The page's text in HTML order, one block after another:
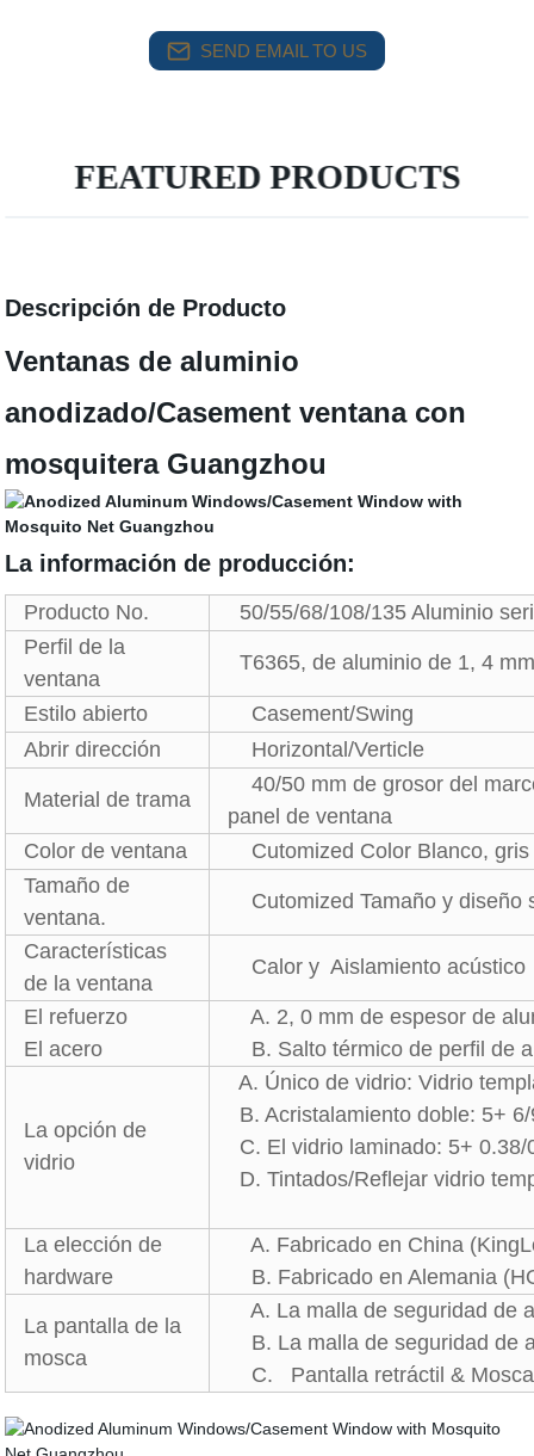
SEND EMAIL TO US
FEATURED PRODUCTS
Descripción de Producto
Ventanas de aluminio
anodizado/Casement ventana con
mosquitera Guangzhou
La información de producción:
Producto No.
50/55/68/108/135 Aluminio
Perfil de la
ventana
T6365, de aluminio de 1, 4
Estilo abierto
Casement/Swing
Abrir dirección
Horizontal/Verticle
Material de trama
40/50 mm de grosor del
panel de ventana
Color de ventana
Cutomized Color Blanco, gris
Tamaño de
ventana.
Cutomized Tamaño y diseño
Características
de la ventana
Calor y Aislamiento acústico
El refuerzo
El acero
A. 2, 0 mm de espesor de
B. Salto térmico de perfil de
La opción de
vidrio
A. Único de vidrio: Vidrio
B. Acristalamiento doble: 5+
C. El vidrio laminado: 5+
D. Tintados/Reflejar vidrio
La elección de
hardware
A. Fabricado en China
B. Fabricado en Alemania
La pantalla de la
mosca
A. La malla de seguridad de
B. La malla de seguridad de
C. Pantalla retráctil &